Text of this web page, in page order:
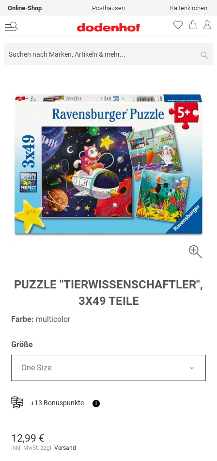
Online-Shop Posthausen Kaltenkirchen
Bildergalerie
Zum
Anfang
springen
PUZZLE "TIERWISSENSCHAFTLER",
3X49 TEILE
Farbe: multicolor
Größe
One Size
+13 Bonuspunkte i
12,99 €
inkl. MwSt. zzgl. Versand